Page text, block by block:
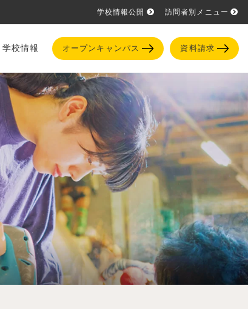
学校情報公開 訪問者別メニュー
学校情報 オープンキャンパス 資料請求